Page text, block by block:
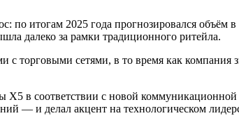
итогам 2025 года прогнозировался объём
далеко за рамки традиционного ритейла.
торговыми сетями, в то время как компания
в соответствии с новой
— и делал акцент на технологическом